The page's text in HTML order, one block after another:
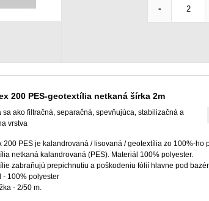
-
200 PES-geotextília netkaná šírka 2m
sa ako filtračná, separačná, spevňujúca, stabilizačná a
vrstva
200 PES je kalandrovaná / lisovaná / geotextília zo 100%-ho
netkaná kalandrovaná (PES). Materiál 100% polyester.
zabraňujú prepichnutiu a poškodeniu fólií hlavne pod
- 100% polyester
- 2/50 m.